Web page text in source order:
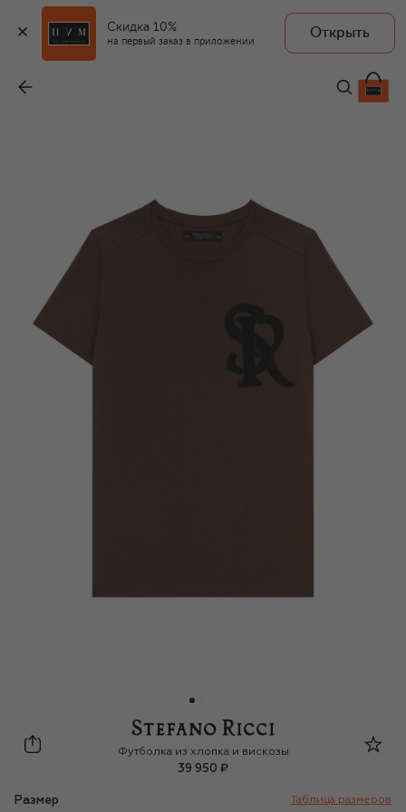
Скидка 10%
на первый заказ в приложении
Открыть
39 950 ₽
Stefano Ricci Junior
Футболка из хлопка и вискозы
39 950 ₽
Размер Таблица размеров